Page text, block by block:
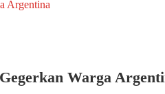
Warga